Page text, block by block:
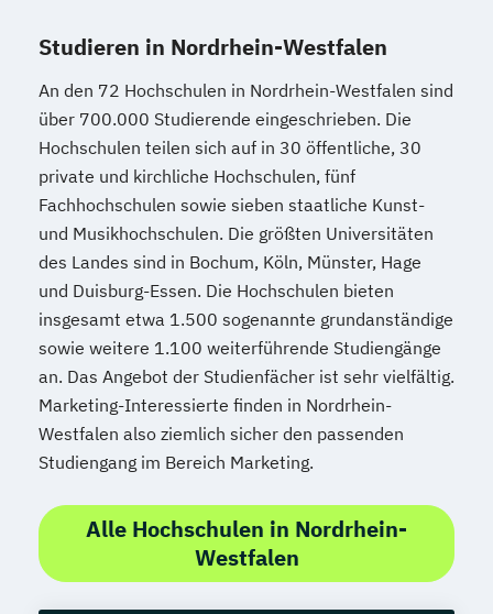
Studieren in Nordrhein-Westfalen
An den 72 Hochschulen in Nordrhein-Westfalen sind
über 700.000 Studierende eingeschrieben. Die
Hochschulen teilen sich auf in 30 öffentliche, 30
private und kirchliche Hochschulen, fünf
Fachhochschulen sowie sieben staatliche Kunst-
und Musikhochschulen. Die größten Universitäten
des Landes sind in Bochum, Köln, Münster, Hage
und Duisburg-Essen. Die Hochschulen bieten
insgesamt etwa 1.500 sogenannte grundanständige
sowie weitere 1.100 weiterführende Studiengänge
an. Das Angebot der Studienfächer ist sehr vielfältig.
Marketing-Interessierte finden in Nordrhein-
Westfalen also ziemlich sicher den passenden
Studiengang im Bereich Marketing.
Alle Hochschulen in Nordrhein-
Westfalen